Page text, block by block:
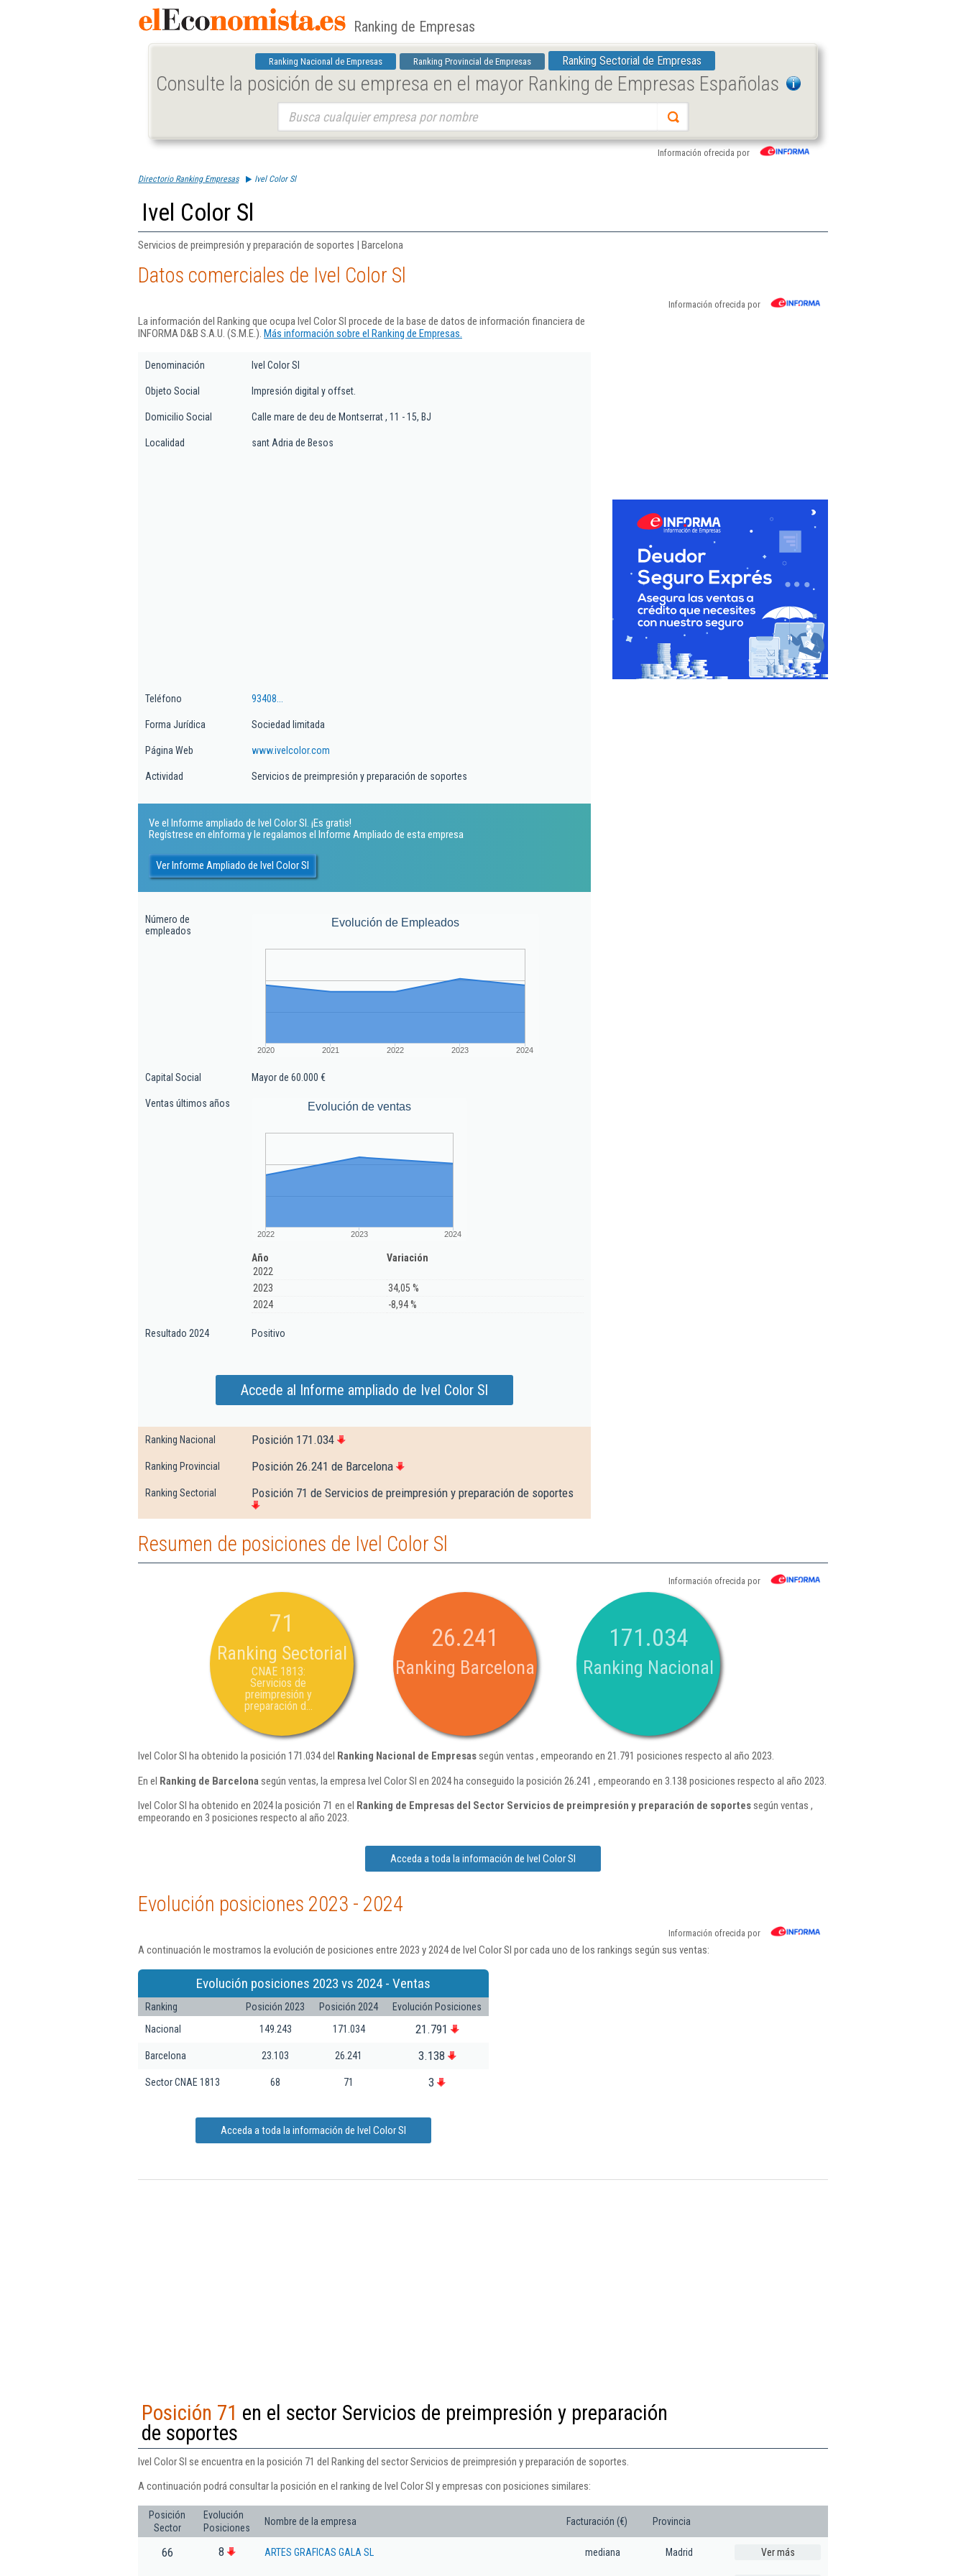
Ranking de Empresas
Ranking Nacional de Empresas Ranking Provincial de Empresas Ranking Sectorial de Empresas
Consulte la posición de su empresa en el mayor Ranking de Empresas Españolas
Información ofrecida por
Directorio Ranking Empresas Ivel Color Sl
Ivel Color Sl
Servicios de preimpresión y preparación de soportes | Barcelona
Datos comerciales de Ivel Color Sl
Información ofrecida por
La información del Ranking que ocupa Ivel Color Sl procede de la base de datos de información financiera de
INFORMA D&B S.A.U. (S.M.E.). Más información sobre el Ranking de Empresas.
Denominación Ivel Color Sl
Objeto Social Impresión digital y offset.
Domicilio Social Calle mare de deu de Montserrat , 11 - 15, BJ
Localidad sant Adria de Besos
Teléfono 93408...
Forma Jurídica Sociedad limitada
Página Web www.ivelcolor.com
Actividad Servicios de preimpresión y preparación de soportes
Ve el Informe ampliado de Ivel Color Sl. ¡Es gratis!
Regístrese en eInforma y le regalamos el Informe Ampliado de esta empresa
Ver Informe Ampliado de Ivel Color Sl
Número de
empleados
Evolución de Empleados
2020 2021 2022 2023 2024
Capital Social Mayor de 60.000 €
Ventas últimos años Evolución de ventas
2022 2023 2024
Año
Variación
2022
2023
34,05 %
2024
-8,94 %
Resultado 2024 Positivo
Accede al Informe ampliado de Ivel Color Sl
Ranking Nacional Posición 171.034
Ranking Provincial Posición 26.241 de Barcelona
Ranking Sectorial Posición 71 de Servicios de preimpresión y preparación de soportes
Resumen de posiciones de Ivel Color Sl
Información ofrecida por
71
Ranking Sectorial
CNAE 1813:
Servicios de
preimpresión y
preparación d...
26.241
Ranking Barcelona
171.034
Ranking Nacional
Ivel Color Sl ha obtenido la posición 171.034 del Ranking Nacional de Empresassegún ventas , empeorando en 21.791 posiciones respecto al año 2023.
En el Ranking de Barcelona según ventas, la empresa Ivel Color Sl en 2024 ha conseguido la posición 26.241 , empeorando en 3.138 posiciones respecto al año 2023.
Ivel Color Sl ha obtenido en 2024 la posición 71 en el Ranking de Empresas del Sector Servicios de preimpresión y preparación de soportessegún ventas ,
empeorando en 3 posiciones respecto al año 2023.
Acceda a toda la información de Ivel Color Sl
Evolución posiciones 2023 - 2024
Información ofrecida por
A continuación le mostramos la evolución de posiciones entre 2023 y 2024 de Ivel Color Sl por cada uno de los rankings según sus ventas:
Evolución posiciones 2023 vs 2024 - Ventas
Ranking Posición 2023 Posición 2024
Evolución Posiciones
Nacional
149.243 171.034 21.791
Barcelona 23.103 26.241 3.138
Sector CNAE 1813 68 71 3
Acceda a toda la información de Ivel Color Sl
Posición 71 en el sector Servicios de preimpresión y preparación
de soportes
Ivel Color Sl se encuentra en la posición 71 del Ranking del sector Servicios de preimpresión y preparación de soportes.
A continuación podrá consultar la posición en el ranking de Ivel Color Sl y empresas con posiciones similares:
Posición
Sector
Evolución
Posiciones
Nombre de la empresa Facturación (€) Provincia
66 8 ARTES GRAFICAS GALA SL mediana Madrid Ver más